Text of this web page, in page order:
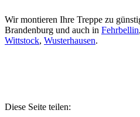
Wir montieren Ihre Treppe zu
Brandenburg und auch in Fehrbellin,
Wittstock, Wusterhausen.
Diese Seite teilen: